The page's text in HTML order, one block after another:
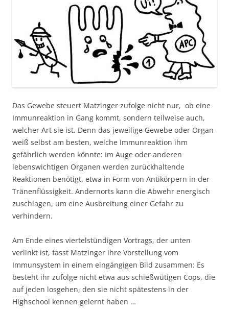
Das Gewebe steuert Matzinger zufolge nicht nur, ob eine
Immunreaktion in Gang kommt, sondern teilweise auch,
welcher Art sie ist. Denn das jeweilige Gewebe oder Organ
weiß selbst am besten, welche Immunreaktion ihm
gefährlich werden könnte: Im Auge oder anderen
lebenswichtigen Organen werden zurückhaltende
Reaktionen benötigt, etwa in Form von Antikörpern in der
Tränenflüssigkeit. Andernorts kann die Abwehr energisch
zuschlagen, um eine Ausbreitung einer Gefahr zu
verhindern.
Am Ende eines viertelstündigen Vortrags, der unten
verlinkt ist, fasst Matzinger ihre Vorstellung vom
Immunsystem in einem eingängigen Bild zusammen: Es
besteht ihr zufolge nicht etwa aus schießwütigen Cops, die
auf jeden losgehen, den sie nicht spätestens in der
Highschool kennen gelernt haben …